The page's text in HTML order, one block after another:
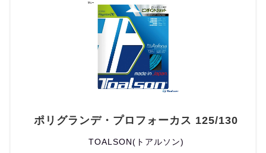
ポリグランデ・プロフォーカス 125/130
TOALSON(トアルソン)